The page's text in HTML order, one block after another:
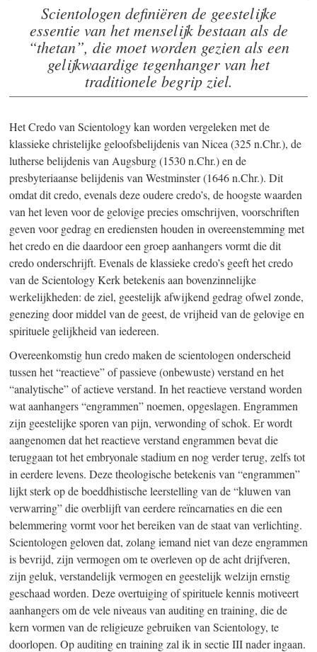
Scientologen definiëren de geestelijke
essentie van het menselijk bestaan als de
“thetan”, die moet worden gezien als een
gelijkwaardige tegenhanger van het
traditionele begrip ziel.
Het Credo van Scientology kan worden vergeleken met de
klassieke christelijke geloofsbelijdenis van Nicea (325 n.Chr.), de
lutherse belijdenis van Augsburg (1530 n.Chr.) en de
presbyteriaanse belijdenis van Westminster (1646 n.Chr.). Dit
omdat dit credo, evenals deze oudere credo’s, de hoogste waarden
van het leven voor de gelovige precies omschrijven, voorschriften
geven voor gedrag en erediensten houden in overeenstemming met
het credo en die daardoor een groep aanhangers vormt die dit
credo onderschrijft. Evenals de klassieke credo’s geeft het credo
van de Scientology Kerk betekenis aan bovenzinnelijke
werkelijkheden: de ziel, geestelijk afwijkend gedrag ofwel zonde,
genezing door middel van de geest, de vrijheid van de gelovige en
spirituele gelijkheid van iedereen.
Overeenkomstig hun credo maken de scientologen onderscheid
tussen het “reactieve” of passieve (onbewuste) verstand en het
“analytische” of actieve verstand. In het reactieve verstand worden
wat aanhangers “engrammen” noemen, opgeslagen. Engrammen
zijn geestelijke sporen van pijn, verwonding of schok. Er wordt
aangenomen dat het reactieve verstand engrammen bevat die
teruggaan tot het embryonale stadium en nog verder terug, zelfs tot
in eerdere levens. Deze theologische betekenis van “engrammen”
lijkt sterk op de boeddhistische leerstelling van de “kluwen van
verwarring” die overblijft van eerdere reïncarnaties en die een
belemmering vormt voor het bereiken van de staat van verlichting.
Scientologen geloven dat, zolang iemand niet van deze engrammen
is bevrijd, zijn vermogen om te overleven op de acht drijfveren,
zijn geluk, verstandelijk vermogen en geestelijk welzijn ernstig
geschaad worden. Deze overtuiging of spirituele kennis motiveert
aanhangers om de vele niveaus van auditing en training, die de
kern vormen van de religieuze gebruiken van Scientology, te
doorlopen. Op auditing en training zal ik in sectie III nader ingaan.